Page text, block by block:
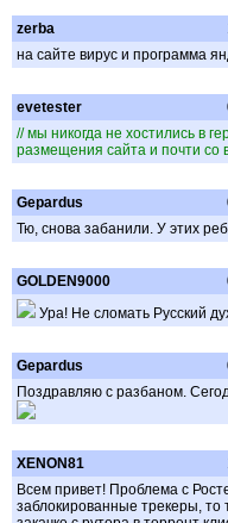
zerba
на сайте вирус и программа
evetester
// мы никогда не хостились в
размещения сайта и почти со
Gepardus
Тю, снова забанили. У этих
GOLDEN9000
Ура! Не сломать Русский
Gepardus
Поздравляю с разбаном.
XENON81
Всем привет! Проблема с
заблокированные трекеры, то